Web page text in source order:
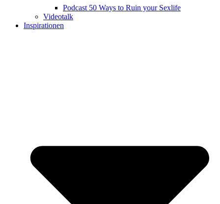
Podcast 50 Ways to Ruin your Sexlife
Videotalk
Inspirationen